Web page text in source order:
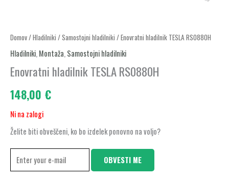
Domov/Hladilniki /Samostojni hladilniki / Enovratni hladilnik TESLA RS0880H
Hladilniki,Montaža,Samostojni hladilniki
Enovratni hladilnik TESLA RS0880H
148,00 €
Ni na zalogi
Želite biti obveščeni, ko bo izdelek ponovno na voljo?
OBVESTI ME